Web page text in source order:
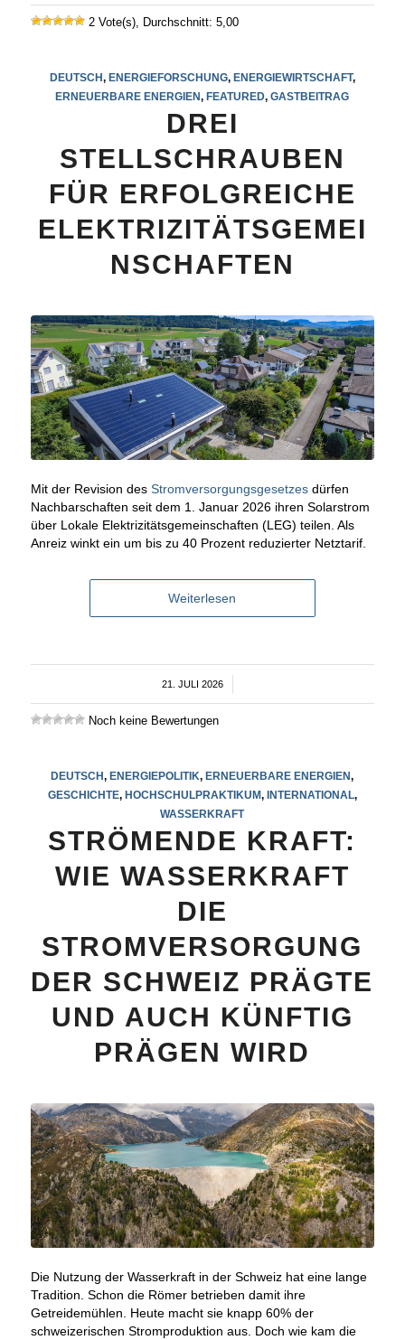
2 Vote(s), Durchschnitt: 5,00
DEUTSCH, ENERGIEFORSCHUNG, ENERGIEWIRTSCHAFT,
ERNEUERBARE ENERGIEN, FEATURED,GASTBEITRAG
DREI
STELLSCHRAUBEN
FÜR ERFOLGREICHE
ELEKTRIZITÄTSGEMEI
NSCHAFTEN
Mit der Revision des Stromversorgungsgesetzesdürfen
Nachbarschaften seit dem 1. Januar 2026 ihren Solarstrom
über Lokale Elektrizitätsgemeinschaften (LEG) teilen. Als
Anreiz winkt ein um bis zu 40 Prozent reduzierter Netztarif.
Weiterlesen
21. JULI 2026
Noch keine Bewertungen
DEUTSCH, ENERGIEPOLITIK, ERNEUERBARE ENERGIEN,
GESCHICHTE, HOCHSCHULPRAKTIKUM, INTERNATIONAL,
WASSERKRAFT
STRÖMENDE KRAFT:
WIE WASSERKRAFT
DIE
STROMVERSORGUNG
DER SCHWEIZ PRÄGTE
UND AUCH KÜNFTIG
PRÄGEN WIRD
Die Nutzung der Wasserkraft in der Schweiz hat eine lange
Tradition. Schon die Römer betrieben damit ihre
Getreidemühlen. Heute macht sie knapp 60% der
schweizerischen Stromproduktion aus. Doch wie kam die